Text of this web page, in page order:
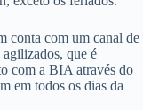
conta com um canal de
que é
com a BIA através do
em todos os dias da